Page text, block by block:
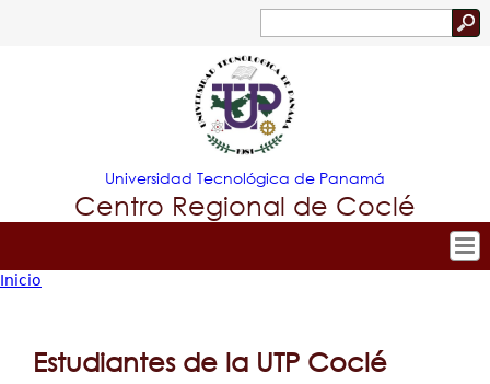
Jump to navigation
de
búsqueda
Universidad Tecnológica de Panamá
Centro Regional de Coclé
Tropical
Principal
Admisión
está
Inicio
Estudiantes de la UTP Coclé